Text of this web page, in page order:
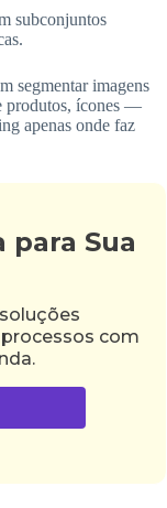
subconjuntos
segmentar imagens
produtos, ícones —
apenas onde faz
para Sua
com